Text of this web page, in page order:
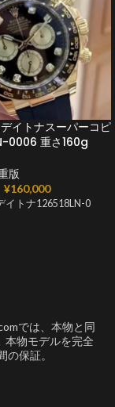
イトナスーパーコピ
0006 重さ160g
版
¥160,000
イトナ126518LN-0
では、本物と同
本物モデルを完全
保証。